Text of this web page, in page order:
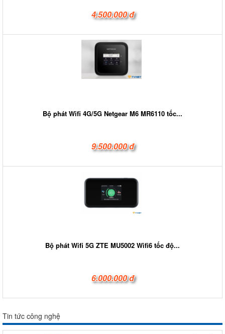
4.500.000 đ
Bộ phát Wifi 4G/5G Netgear M6 MR6110 tốc...
9.500.000 đ
Bộ phát Wifi 5G ZTE MU5002 Wifi6 tốc độ...
6.000.000 đ
Tin tức công nghệ